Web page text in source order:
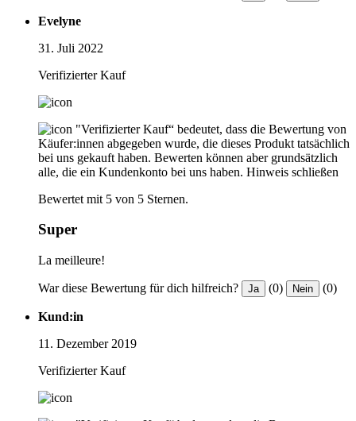
Evelyne
31. Juli 2022
Verifizierter Kauf
"Verifizierter Kauf“ bedeutet, dass die Bewertung von
Käufer:innen abgegeben wurde, die dieses Produkt tatsächlich
bei uns gekauft haben. Bewerten können aber grundsätzlich
alle, die ein Kundenkonto bei uns haben. Hinweis schließen
Bewertet mit 5 von 5 Sternen.
Super
La meilleure!
War diese Bewertung für dich hilfreich? Ja (0) Nein (0)
Kund:in
11. Dezember 2019
Verifizierter Kauf